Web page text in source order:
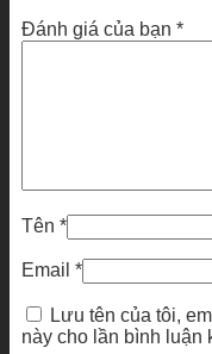
Đánh giá của bạn *
Tên *
Email *
Lưu tên của tôi,
này cho lần bình luận